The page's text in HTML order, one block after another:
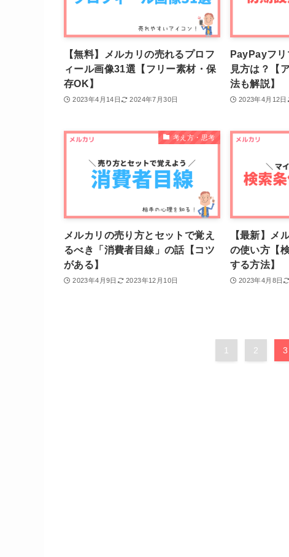
【無料】メルカリの売れるプロフ
ィール画像31選【フリー素材・保
存OK】
2023年4月14日 2024年7月30日
PayPayフ
見方は？【
法も解説】
2023年4月12日
考え方・思考
メルカリの売り方とセットで覚え
るべき「消費者目線」の話【コツ
がある】
2023年4月9日 2023年12月10日
【最新】メ
の使い方【
する方法】
2023年4月8日
1 2 3